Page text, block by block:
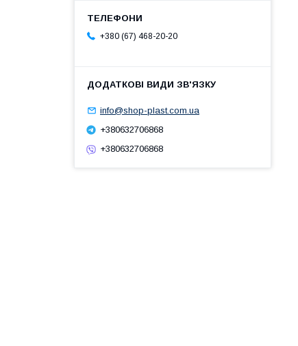
+380 (67) 468-20-20
info@shop-plast.com.ua
+380632706868
+380632706868